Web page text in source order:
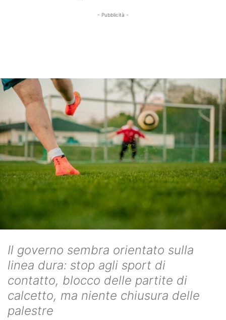
- Pubblicità -
Il governo sembra orientato sulla
linea dura: stop agli sport di
contatto, blocco delle partite di
calcetto, ma niente chiusura delle
palestre